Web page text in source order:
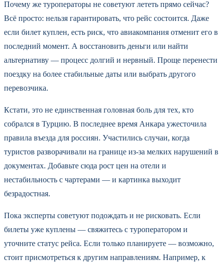
Почему же туроператоры не советуют лететь прямо сейчас?
Всё просто: нельзя гарантировать, что рейс состоится. Даже
если билет куплен, есть риск, что авиакомпания отменит его в
последний момент. А восстановить деньги или найти
альтернативу — процесс долгий и нервный. Проще перенести
поездку на более стабильные даты или выбрать другого
перевозчика.
Кстати, это не единственная головная боль для тех, кто
собрался в Турцию. В последнее время Анкара ужесточила
правила въезда для россиян. Участились случаи, когда
туристов разворачивали на границе из-за мелких нарушений в
документах. Добавьте сюда рост цен на отели и
нестабильность с чартерами — и картинка выходит
безрадостная.
Пока эксперты советуют подождать и не рисковать. Если
билеты уже куплены — свяжитесь с туроператором и
уточните статус рейса. Если только планируете — возможно,
стоит присмотреться к другим направлениям. Например, к